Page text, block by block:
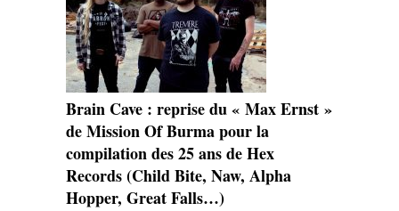
Brain Cave : reprise du « Max Ernst »
de Mission Of Burma pour la
compilation des 25 ans de Hex
Records (Child Bite, Naw, Alpha
Hopper, Great Falls…)